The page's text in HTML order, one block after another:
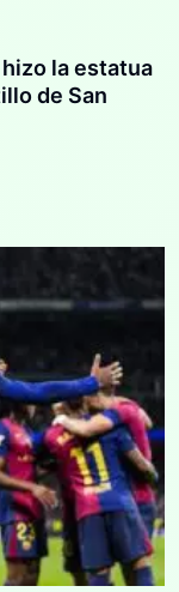
la estatua
de San